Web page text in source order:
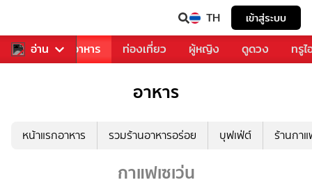
TH เข้าสู่ระบบ
อ่าน
การเพลง อาหาร ท่องเที่ยว ผู้หญิง ดูดวง ทรู
อาหาร
หน้าแรกอาหาร รวมร้านอาหารอร่อย บุฟเฟ่ต์ ร้านกา
กาแฟเซเว่น